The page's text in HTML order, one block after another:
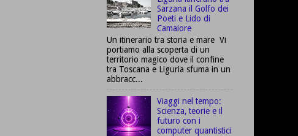
Sarzana il Golfo dei
Poeti e Lido di
Camaiore
Un itinerario tra storia e mare Vi
portiamo alla scoperta di un
territorio magico dove il confine
tra Toscana e Liguria sfuma in un
abbracc...
Viaggi nel tempo:
Scienza, teorie e il
futuro con i
computer quantistici